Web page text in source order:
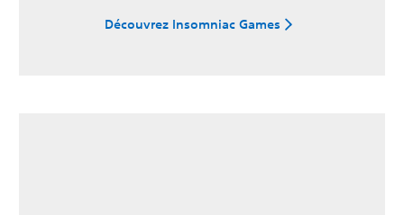
Découvrez Insomniac Games